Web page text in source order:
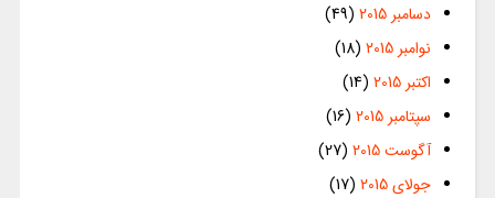
دسامبر 2015
(49)
نوامبر 2015
(18)
اکتبر 2015
(14)
سپتامبر 2015
(16)
آگوست 2015
(27)
جولای 2015
(17)